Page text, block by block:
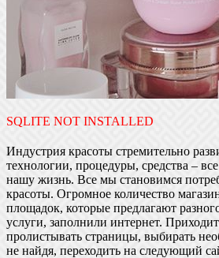
SQLITE NOT INSTALLED
Индустрия красоты стремительно
технологии, процедуры, средства –
нашу жизнь. Все мы становимся
красоты. Огромное количество
площадок, которые предлагают
услуги, заполнили интернет.
пролистывать страницы, выбирать
не найдя, переходить на следующий